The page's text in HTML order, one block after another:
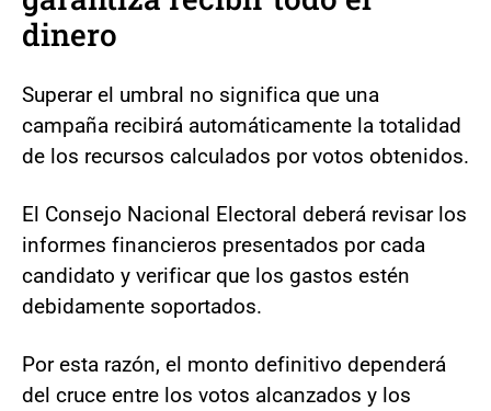
dinero
Superar el umbral no significa que una
campaña recibirá automáticamente la totalidad
de los recursos calculados por votos obtenidos.
El Consejo Nacional Electoral deberá revisar los
informes financieros presentados por cada
candidato y verificar que los gastos estén
debidamente soportados.
Por esta razón, el monto definitivo dependerá
del cruce entre los votos alcanzados y los